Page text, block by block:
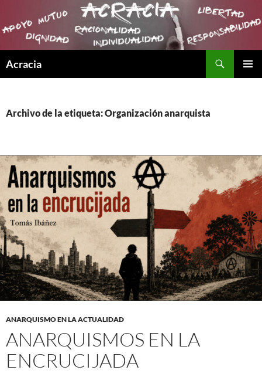
Acracia
Archivo de la etiqueta: Organización anarquista
ANARQUISMO EN LA ACTUALIDAD
ANARQUISMOS EN LA
ENCRUCIJADA